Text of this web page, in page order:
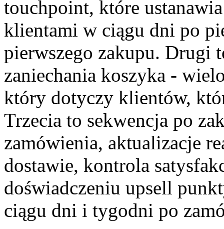
touchpoint, które
klientami w ciągu dni po
pierwszego zakupu. Drugi
zaniechania koszyka -
który dotyczy klientów,
Trzecia to sekwencja po
zamówienia, aktualizacje
dostawie, kontrola
doświadczeniu upsell
ciągu dni i tygodni po